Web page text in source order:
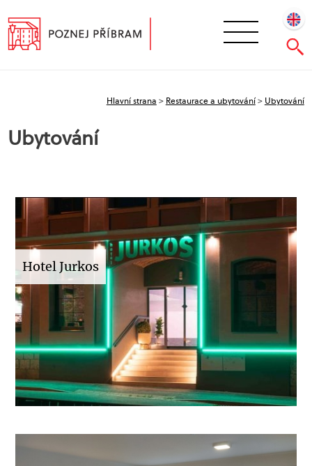
Hlavní strana > Restaurace a ubytování> Ubytování
Ubytování
Hotel Jurkos